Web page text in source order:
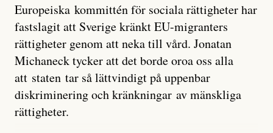
Det verkar vara en underdrift, menar nu Zeke
Hausfather.
”Det ser ut som att årets El Niño inte bara med stor
sannolikhet kommer att bli den starkaste sedan
tillförlitliga mätningar inleddes – den kan till och med
Europeiska kommittén för sociala rättigheter har
fastslagit att Sverige kränkt EU-migranters
rättigheter genom att neka till vård. Jonatan
Michaneck tycker att det borde oroa oss alla
att staten tar så lättvindigt på uppenbar
diskriminering och kränkningar av mänskliga
rättigheter.